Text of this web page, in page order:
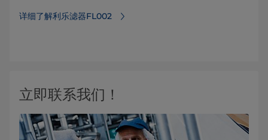
详细了解利乐滤器FL002
立即联系我们！